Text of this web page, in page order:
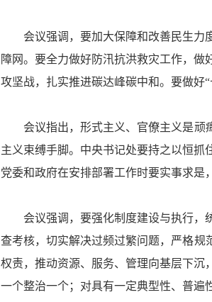
会议强调，要加大保障和改善民生力度
障网。要全力做好防汛抗洪救灾工作，
攻坚战，扎实推进碳达峰碳中和。要做好
会议指出，形式主义、官僚主义是顽瘴
主义束缚手脚。中央书记处要持之以恒
党委和政府在安排部署工作时要实事求
会议强调，要强化制度建设与执行，统
查考核，切实解决过频过繁问题，严格规
权责，推动资源、服务、管理向基层下沉
一个整治一个；对具有一定典型性、普遍